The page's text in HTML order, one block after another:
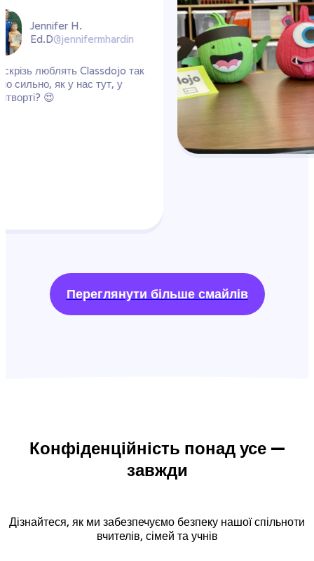
так
у
Переглянути більше смайлів
Конфіденційність понад усе —
завжди
Дізнайтеся, як ми забезпечуємо безпеку нашої спільноти
вчителів, сімей та учнів